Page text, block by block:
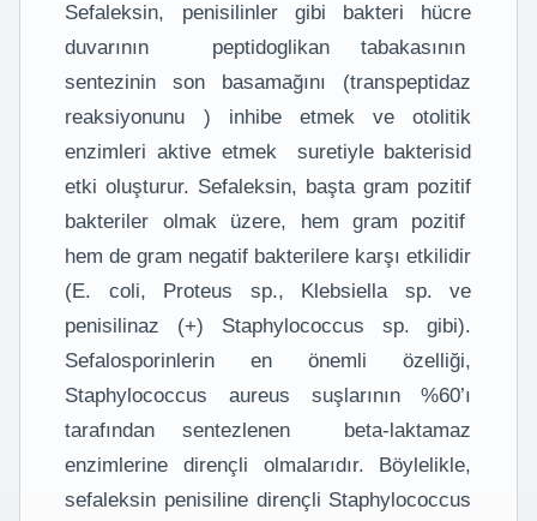
Sefaleksin, penisilinler gibi bakteri hücre
duvarının peptidoglikan tabakasının
sentezinin son basamağını (transpeptidaz
reaksiyonunu ) inhibe etmek ve otolitik
enzimleri aktive etmek suretiyle bakterisid
etki oluşturur. Sefaleksin, başta gram pozitif
bakteriler olmak üzere, hem gram pozitif
hem de gram negatif bakterilere karşı etkilidir
(E. coli, Proteus sp., Klebsiella sp. ve
penisilinaz (+) Staphylococcus sp. gibi).
Sefalosporinlerin en önemli özelliği,
Staphylococcus aureus suşlarının %60’ı
tarafından sentezlenen beta-laktamaz
enzimlerine dirençli olmalarıdır. Böylelikle,
sefaleksin penisiline dirençli Staphylococcus